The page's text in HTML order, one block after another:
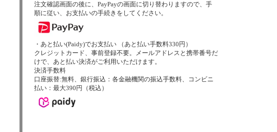
注文確認画面の後に、PayPayの画面に切り替わりますので、手
順に従い、お支払いの手続きをしてください。
・あと払い(Paidy)でお支払い （あと払い手数料330円）
クレジットカード、事前登録不要。メールアドレスと携帯番号だ
けで、あと払い決済がご利用いただけます。
決済手数料
口座振替:無料、銀行振込：各金融機関の振込手数料、コンビニ
払い：最大390円（税込）